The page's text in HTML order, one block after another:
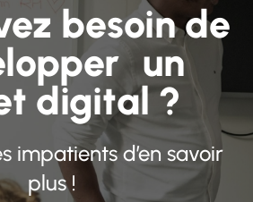
besoin de
un
digital ?​
impatients d’en savoir
plus !